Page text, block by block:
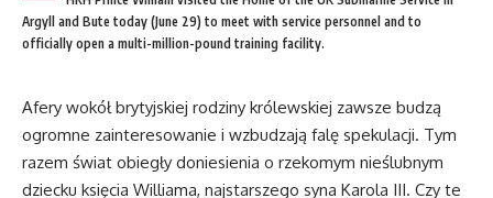
Argyll and Bute today (June 29) to meet with service personnel and to
officially open a multi-million-pound training facility.
Afery wokół brytyjskiej rodziny królewskiej zawsze budzą
ogromne zainteresowanie i wzbudzają falę spekulacji. Tym
razem świat obiegły doniesienia o rzekomym nieślubnym
dziecku księcia Williama, najstarszego syna Karola III. Czy te